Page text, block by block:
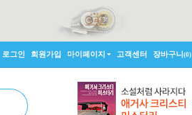
로그인 회원가입 마이페이지 고객센터 장바구니(0)